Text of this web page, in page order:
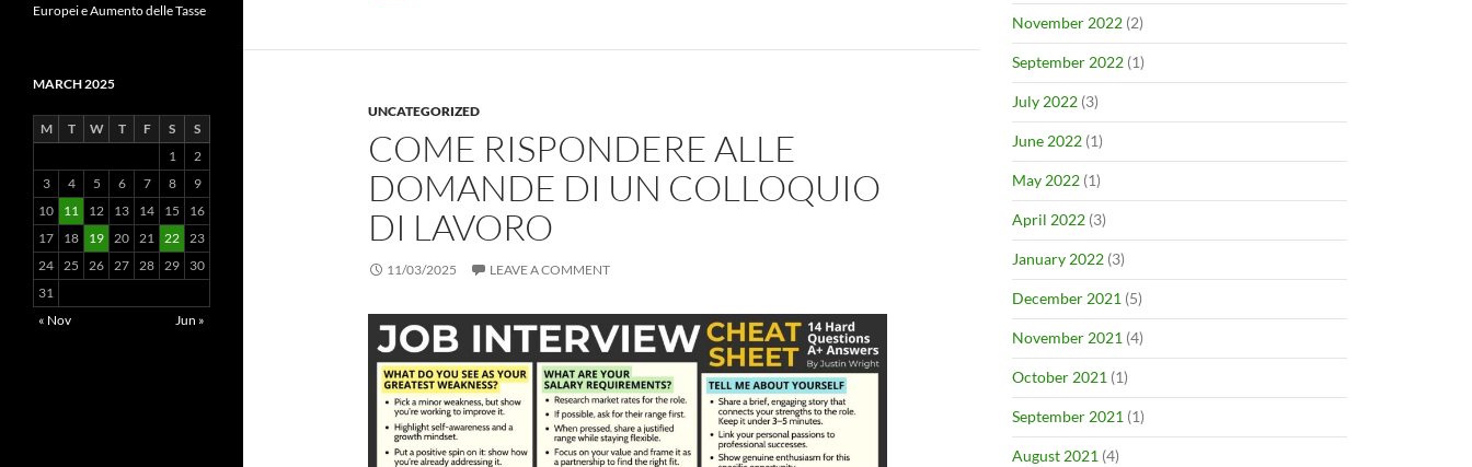
UNCATEGORIZED
COME RISPONDERE ALLE
DOMANDE DI UN COLLOQUIO
DI LAVORO
11/03/2025 LEAVE A COMMENT
November 2022 (2)
September 2022 (1)
July 2022 (3)
June 2022 (1)
May 2022 (1)
April 2022 (3)
January 2022 (3)
December 2021 (5)
November 2021 (4)
October 2021 (1)
September 2021 (1)
August 2021 (4)
Europei e Aumento delle Tasse
MARCH 2025
M T W T F S
S
1
2
3
4 5 6 7 8
9
10
11 12 13 14 15
16
17
18 19 20 21 22 23
24 25 26 27 28 29
30
31
« Nov
Jun »